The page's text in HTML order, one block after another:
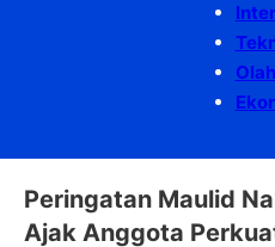
Peringatan Maulid
Ajak Anggota